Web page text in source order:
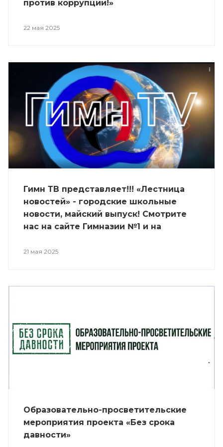
против коррупции!»
22 мая 2025
Гимн ТВ представляет!!! «Лестница
новостей» - городские школьные
новости, майский выпуск! Смотрите
нас на сайте Гимназии №1 и на
ГИС»: 21 мая в 13:50 24 мая в 12:30
21 мая 2025
Образовательно-просветительские
мероприятия проекта «Без срока
давности»